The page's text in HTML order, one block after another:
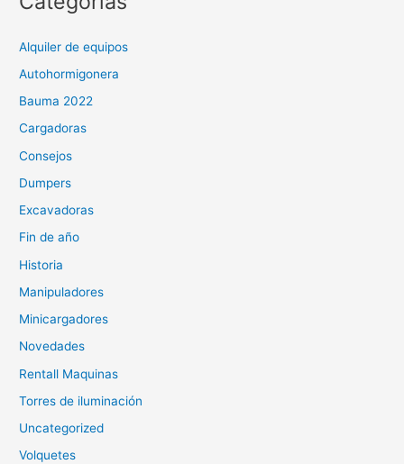
Alquiler de equipos
Autohormigonera
Bauma 2022
Cargadoras
Consejos
Dumpers
Excavadoras
Fin de año
Historia
Manipuladores
Minicargadores
Novedades
Rentall Maquinas
Torres de iluminación
Uncategorized
Volquetes